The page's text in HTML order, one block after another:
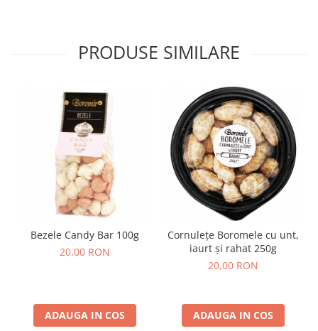
Dulciurile FeleaculPRODUSE SIMILARE
Bezele Candy Bar 100g
20,00 RON
ADAUGA IN COS
Cornulețe Boromele cu unt,
iaurt și rahat 250g
20,00 RON
ADAUGA IN COS